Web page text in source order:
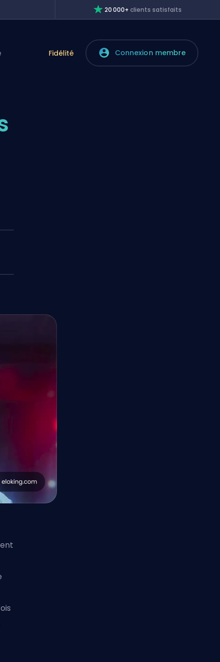
20 000+clients satisfaits
Fidélité Connexion membre